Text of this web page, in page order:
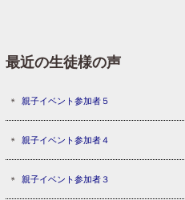
最近の生徒様の声
親子イベント参加者５
親子イベント参加者４
親子イベント参加者３